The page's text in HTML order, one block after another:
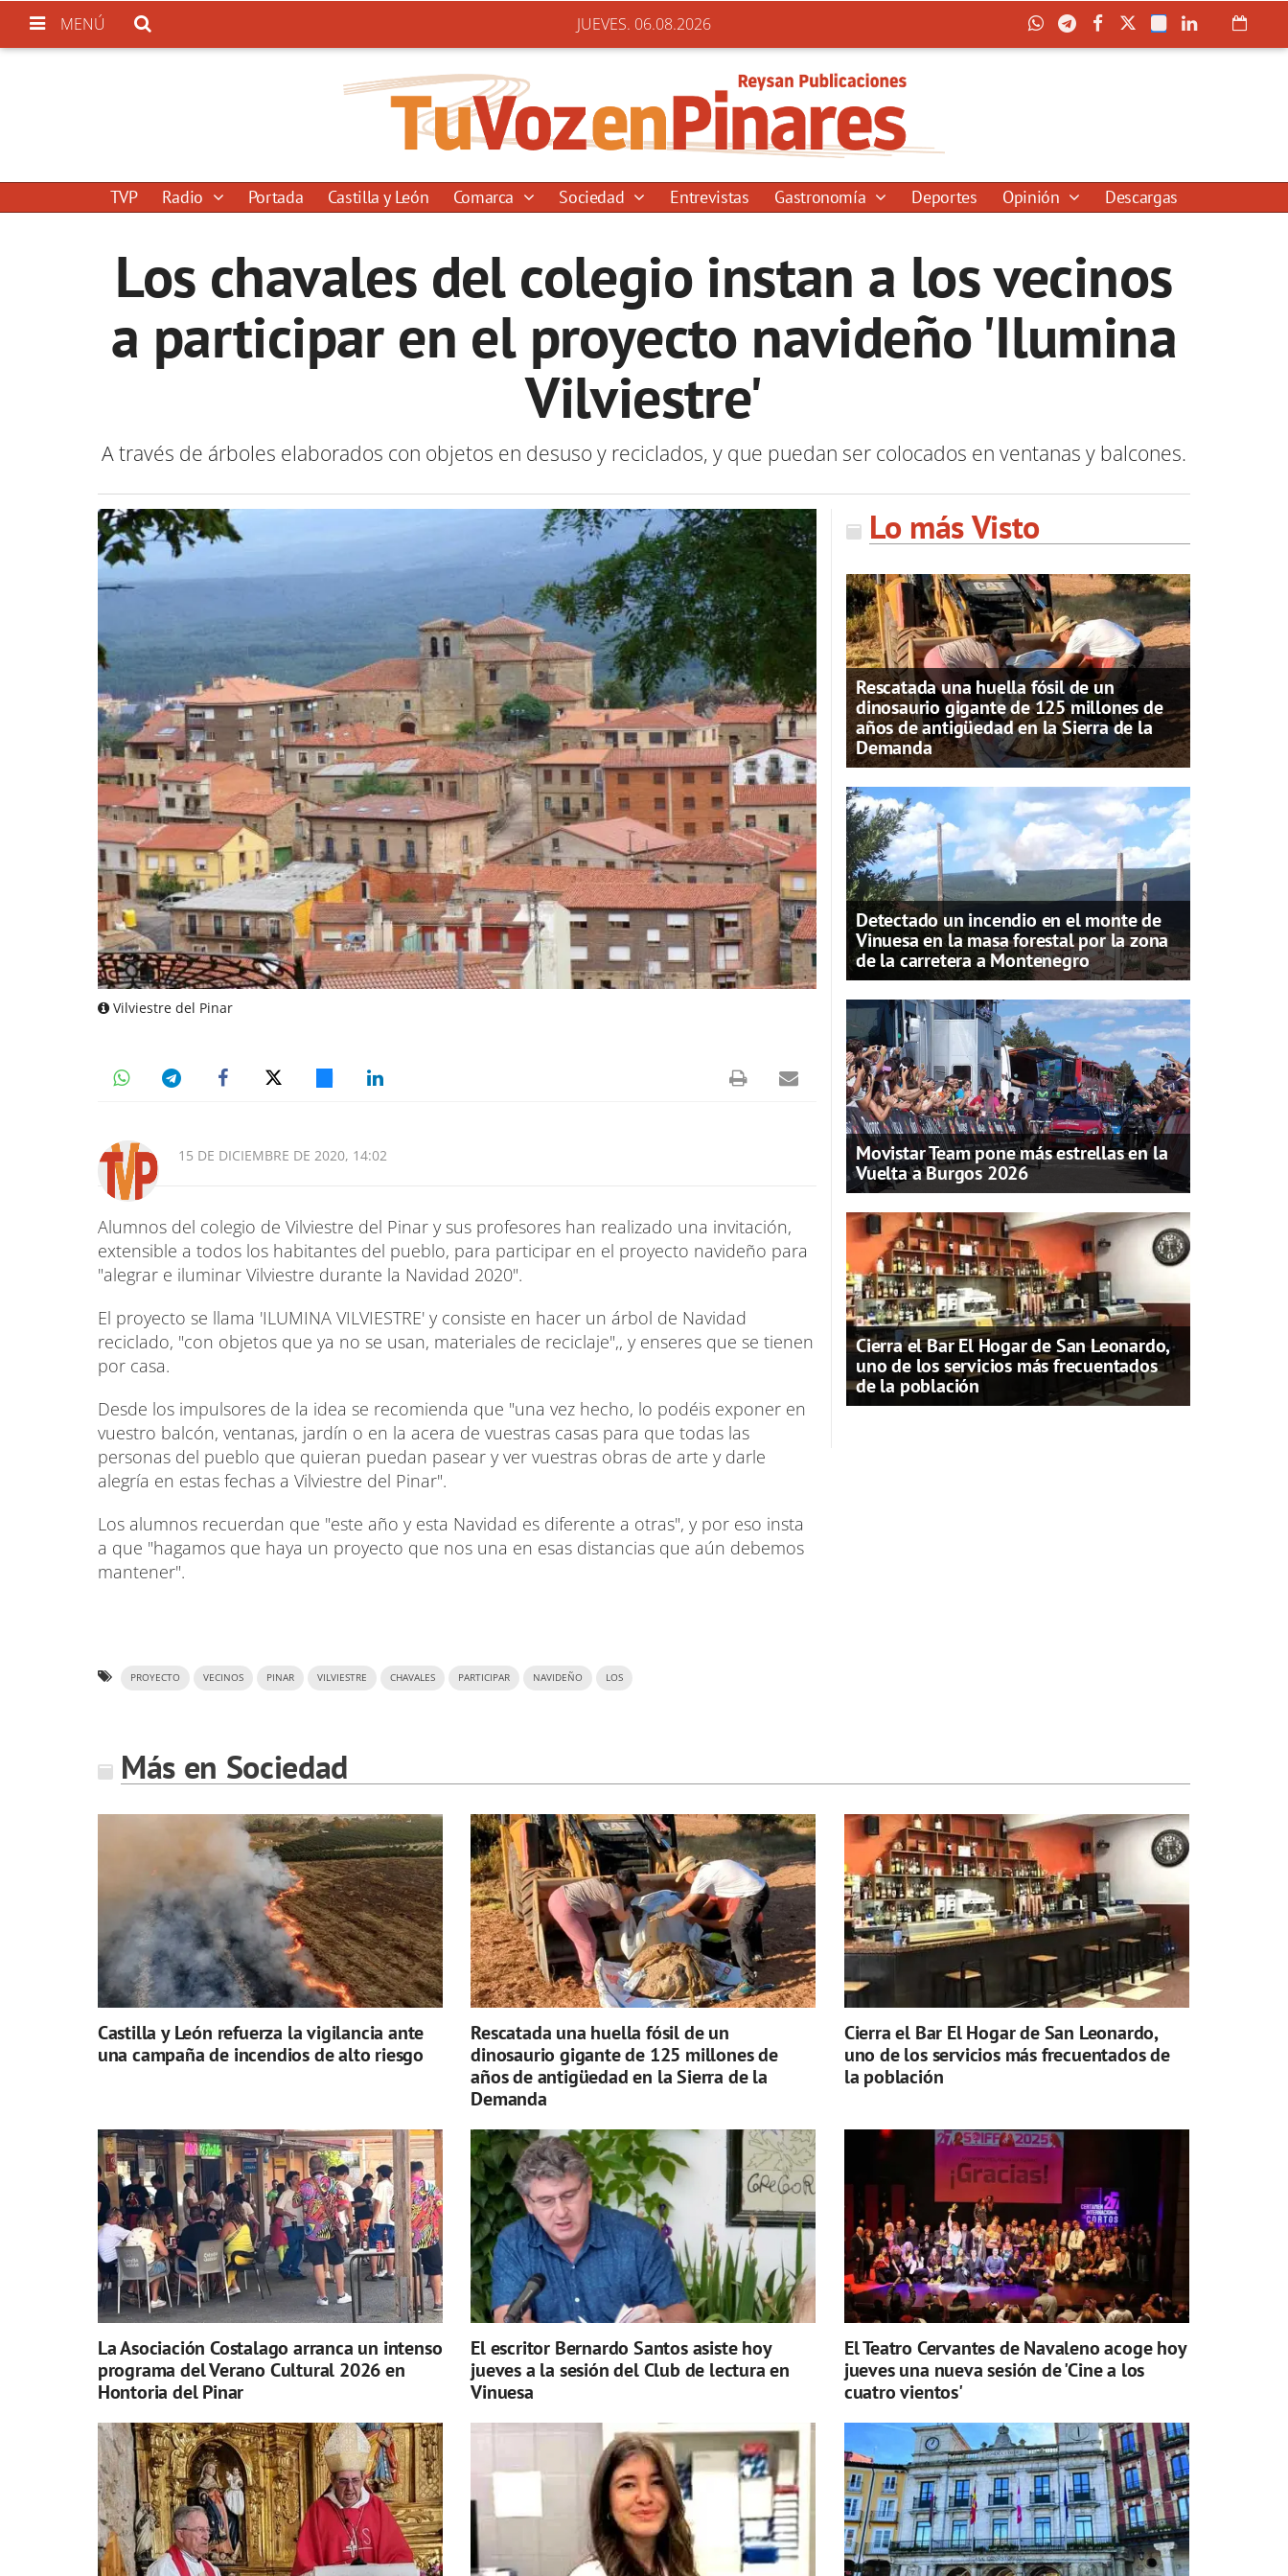
MENÚ JUEVES. 06.08.2026
TVP Radio Portada Castilla y León Comarca Sociedad Entrevistas Gastronomía Deportes Opinión Descargas
Los chavales del colegio instan a los vecinos
a participar en el proyecto navideño 'Ilumina
Vilviestre'
A través de árboles elaborados con objetos en desuso y reciclados, y que puedan ser colocados en ventanas y balcones.
Vilviestre del Pinar
15 DE DICIEMBRE DE 2020, 14:02
Alumnos del colegio de Vilviestre del Pinar y sus profesores han realizado una invitación,
extensible a todos los habitantes del pueblo, para participar en el proyecto navideño para
"alegrar e iluminar Vilviestre durante la Navidad 2020".
El proyecto se llama 'ILUMINA VILVIESTRE' y consiste en hacer un árbol de Navidad
reciclado, "con objetos que ya no se usan, materiales de reciclaje",, y enseres que se tienen
por casa.
Desde los impulsores de la idea se recomienda que "una vez hecho, lo podéis exponer en
vuestro balcón, ventanas, jardín o en la acera de vuestras casas para que todas las
personas del pueblo que quieran puedan pasear y ver vuestras obras de arte y darle
alegría en estas fechas a Vilviestre del Pinar".
Los alumnos recuerdan que "este año y esta Navidad es diferente a otras", y por eso insta
a que "hagamos que haya un proyecto que nos una en esas distancias que aún debemos
mantener".
PROYECTO VECINOS PINAR VILVIESTRE CHAVALES PARTICIPAR NAVIDEÑO LOS
Lo más Visto
Rescatada una huella fósil de un
dinosaurio gigante de 125 millones de
años de antigüedad en la Sierra de la
Demanda
Detectado un incendio en el monte de
Vinuesa en la masa forestal por la zona
de la carretera a Montenegro
Movistar Team pone más estrellas en la
Vuelta a Burgos 2026
Cierra el Bar El Hogar de San Leonardo,
uno de los servicios más frecuentados
de la población
Más en Sociedad
Castilla y León refuerza la vigilancia ante
una campaña de incendios de alto riesgo
Rescatada una huella fósil de un
dinosaurio gigante de 125 millones de
años de antigüedad en la Sierra de la
Demanda
Cierra el Bar El Hogar de San Leonardo,
uno de los servicios más frecuentados de
la población
La Asociación Costalago arranca un intenso
programa del Verano Cultural 2026 en
Hontoria del Pinar
El escritor Bernardo Santos asiste hoy
jueves a la sesión del Club de lectura en
Vinuesa
El Teatro Cervantes de Navaleno acoge hoy
jueves una nueva sesión de 'Cine a los
cuatro vientos'